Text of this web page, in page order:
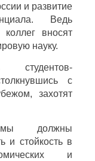
и развитие
Ведь
вносят
науку.
с
захотят
должны
и стойкость в
и